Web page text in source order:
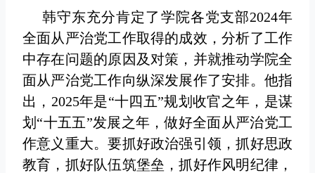
韩守东充分肯定了学院各党支部2024年
全面从严治党工作取得的成效，分析了工作
中存在问题的原因及对策，并就推动学院全
面从严治党工作向纵深发展作了安排。他指
出，2025年是“十四五”规划收官之年，是谋
划“十五五”发展之年，做好全面从严治党工
作意义重大。要抓好政治强引领，抓好思政
教育，抓好队伍筑堡垒，抓好作风明纪律，